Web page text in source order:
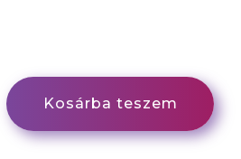
Kosárba teszem